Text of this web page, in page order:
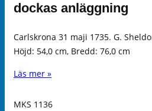
dockas anläggning
Carlskrona 31 maji 1735. G.
Höjd: 54,0 cm, Bredd: 76,0 cm
Läs mer »
MKS 1136